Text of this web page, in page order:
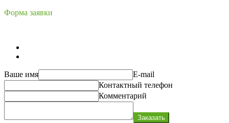
Форма заявки
Ваше имя
E-mail
Контактный телефон
Комментарий
Заказать